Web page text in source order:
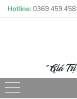
Hotline: 0369.459.458
" Giá